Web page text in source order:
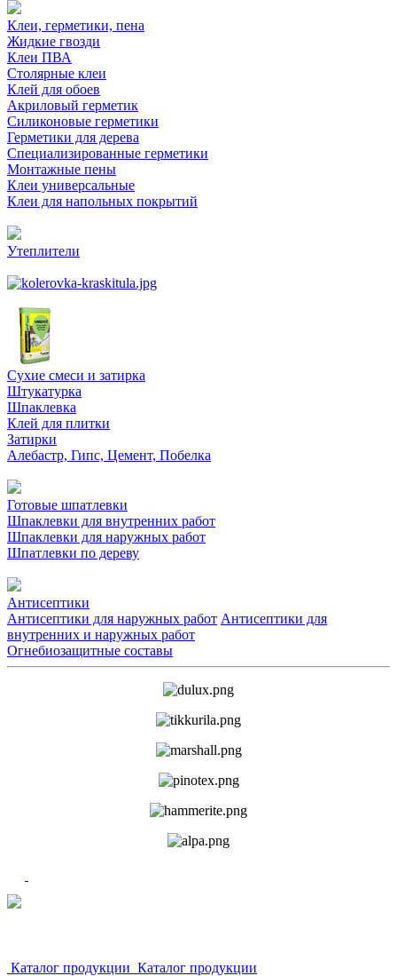
Клеи, герметики, пена
Жидкие гвозди
Клеи ПВА
Столярные клеи
Клей для обоев
Акриловый герметик
Силиконовые герметики
Герметики для дерева
Специализированные герметики
Монтажные пены
Клеи универсальные
Клеи для напольных покрытий
Утеплители
Сухие смеси и затирка
Штукатурка
Шпаклевка
Клей для плитки
Затирки
Алебастр, Гипс, Цемент, Побелка
Готовые шпатлевки
Шпаклевки для внутренних работ
Шпаклевки для наружных работ
Шпатлевки по дереву
Антисептики
Антисептики для наружных работ Антисептики для
внутренних и наружных работ
Огнебиозащитные составы
Каталог продукции Каталог продукции